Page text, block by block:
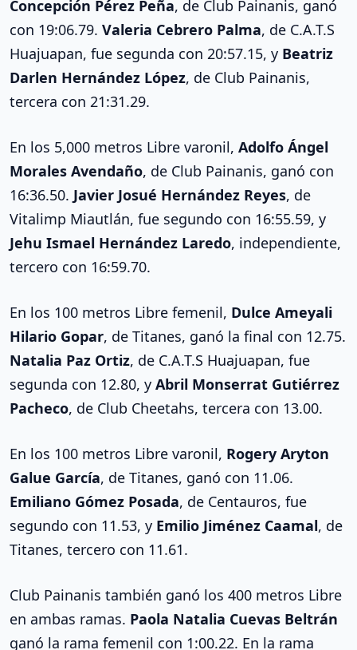
Concepción Pérez Peña, de Club Painanis, ganó
con 19:06.79. Valeria Cebrero Palma, de C.A.T.S
Huajuapan, fue segunda con 20:57.15, y Beatriz
Darlen Hernández López, de Club Painanis,
tercera con 21:31.29.
En los 5,000 metros Libre varonil, Adolfo Ángel
Morales Avendaño, de Club Painanis, ganó con
16:36.50. Javier Josué Hernández Reyes, de
Vitalimp Miautlán, fue segundo con 16:55.59, y
Jehu Ismael Hernández Laredo, independiente,
tercero con 16:59.70.
En los 100 metros Libre femenil, Dulce Ameyali
Hilario Gopar, de Titanes, ganó la final con 12.75.
Natalia Paz Ortiz, de C.A.T.S Huajuapan, fue
segunda con 12.80, y Abril Monserrat Gutiérrez
Pacheco, de Club Cheetahs, tercera con 13.00.
En los 100 metros Libre varonil, Rogery Aryton
Galue García, de Titanes, ganó con 11.06.
Emiliano Gómez Posada, de Centauros, fue
segundo con 11.53, y Emilio Jiménez Caamal, de
Titanes, tercero con 11.61.
Club Painanis también ganó los 400 metros Libre
en ambas ramas. Paola Natalia Cuevas Beltrán
ganó la rama femenil con 1:00.22. En la rama